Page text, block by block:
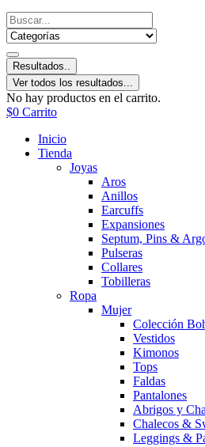
Resultados..
Ver todos los resultados...
No hay productos en el carrito.
$0 Carrito
Inicio
Tienda
Joyas
Aros
Anillos
Earcuffs
Expansiones
Septum, Pins &
Pulseras
Collares
Tobilleras
Ropa
Mujer
Colección
Vestidos
Kimonos
Tops
Faldas
Pantalones
Abrigos y
Chalecos &
Leggings &